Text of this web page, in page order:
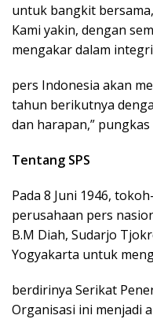
untuk bangkit
Kami yakin, dengan
mengakar dalam
pers Indonesia akan
tahun berikutnya
dan harapan,” pungkas
Tentang SPS
Pada 8 Juni 1946,
perusahaan pers
B.M Diah, Sudarjo
Yogyakarta untuk
berdirinya Serikat
Organisasi ini menjadi